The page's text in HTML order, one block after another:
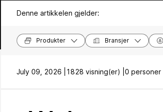
Denne artikkelen gjelder:
Produkter Bransjer
July 09, 2026 | 1828 visning(er) | 0